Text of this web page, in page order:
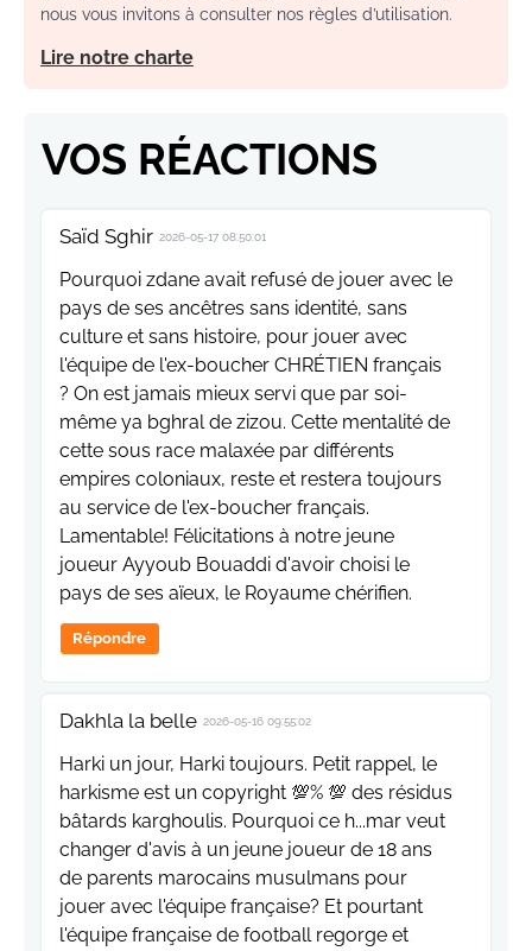
nous vous invitons à consulter nos règles d’utilisation.
Lire notre charte
VOS RÉACTIONS
Saïd Sghir 2026-05-17 08:50:01
Pourquoi zdane avait refusé de jouer avec le
pays de ses ancêtres sans identité, sans
culture et sans histoire, pour jouer avec
l'équipe de l'ex-boucher CHRÉTIEN français
? On est jamais mieux servi que par soi-
même ya bghral de zizou. Cette mentalité de
cette sous race malaxée par différents
empires coloniaux, reste et restera toujours
au service de l'ex-boucher français.
Lamentable! Félicitations à notre jeune
joueur Ayyoub Bouaddi d'avoir choisi le
pays de ses aïeux, le Royaume chérifien.
Répondre
Dakhla la belle 2026-05-16 09:55:02
Harki un jour, Harki toujours. Petit rappel, le
harkisme est un copyright 💯% 💯 des résidus
bâtards karghoulis. Pourquoi ce h...mar veut
changer d'avis à un jeune joueur de 18 ans
de parents marocains musulmans pour
jouer avec l'équipe française? Et pourtant
l'équipe française de football regorge et